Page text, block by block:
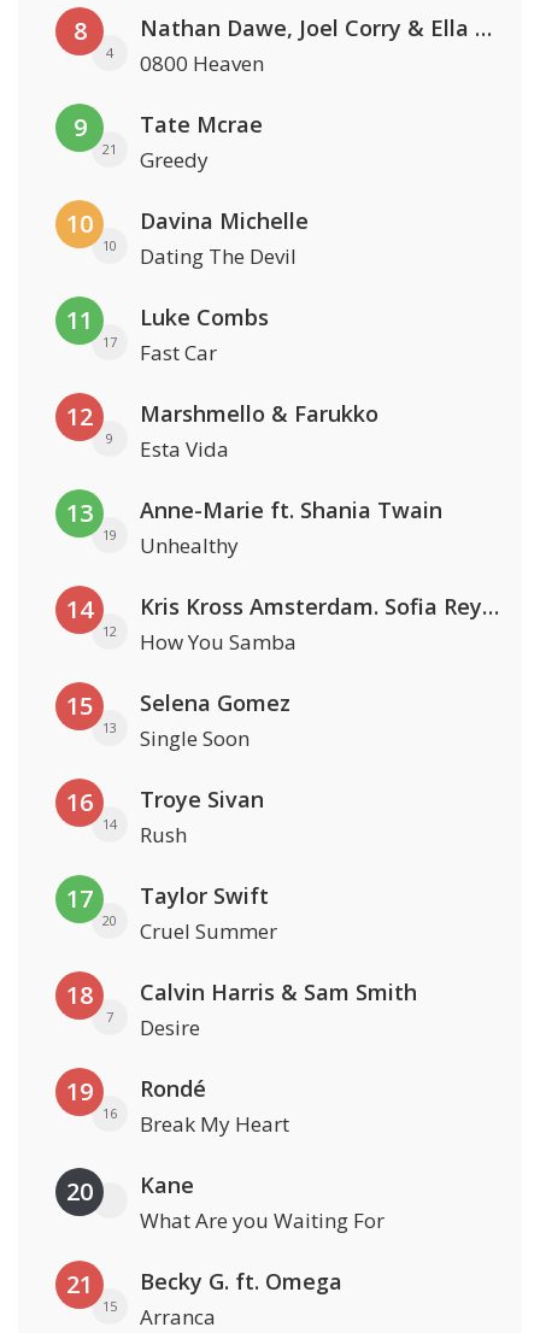
8
4
Nathan Dawe, Joel Corry & Ella Henderson
0800 Heaven
9
21
Tate Mcrae
Greedy
10
10
Davina Michelle
Dating The Devil
11
17
Luke Combs
Fast Car
12
9
Marshmello & Farukko
Esta Vida
13
19
Anne-Marie ft. Shania Twain
Unhealthy
14
12
Kris Kross Amsterdam. Sofia Reyes & Tinie Tempah
How You Samba
15
13
Selena Gomez
Single Soon
16
14
Troye Sivan
Rush
17
20
Taylor Swift
Cruel Summer
18
7
Calvin Harris & Sam Smith
Desire
19
16
Rondé
Break My Heart
20 Kane
What Are you Waiting For
21
15
Becky G. ft. Omega
Arranca